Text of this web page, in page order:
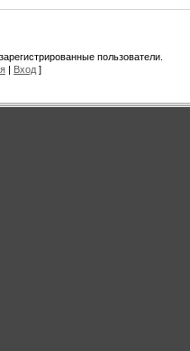
пользователи.
| Вход ]